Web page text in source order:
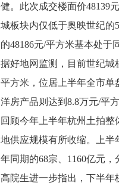
健。此次成交楼面价48139
城板块内仅低于奥映世纪的
的48186元/平方米基本处于
据好地网监测，目前世纪城
平方米，位居上半年全市单
洋房产品则达到8.8万元/平
回顾今年上半年杭州土拍整
地供应规模有所收缩。上半
年同期的68宗、1160亿元，
高院生进一步指出，下半年